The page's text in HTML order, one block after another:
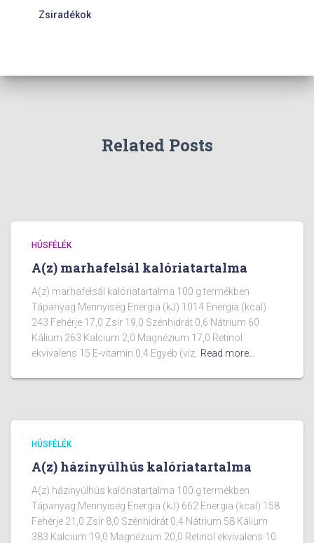
Zsiradékok
Related Posts
HÚSFÉLÉK
A(z) marhafelsál kalóriatartalma
A(z) marhafelsál kalóriatartalma 100 g termékben
Tápanyag Mennyiség Energia (kJ) 1014 Energia (kcal)
243 Fehérje 17,0 Zsír 19,0 Szénhidrát 0,6 Nátrium 60
Kálium 263 Kalcium 2,0 Magnézium 17,0 Retinol
ekvivalens 15 E-vitamin 0,4 Egyéb (víz, Read more…
HÚSFÉLÉK
A(z) házinyúlhús kalóriatartalma
A(z) házinyúlhús kalóriatartalma 100 g termékben
Tápanyag Mennyiség Energia (kJ) 662 Energia (kcal) 158
Fehérje 21,0 Zsír 8,0 Szénhidrát 0,4 Nátrium 58 Kálium
383 Kalcium 19,0 Magnézium 20,0 Retinol ekvivalens 10